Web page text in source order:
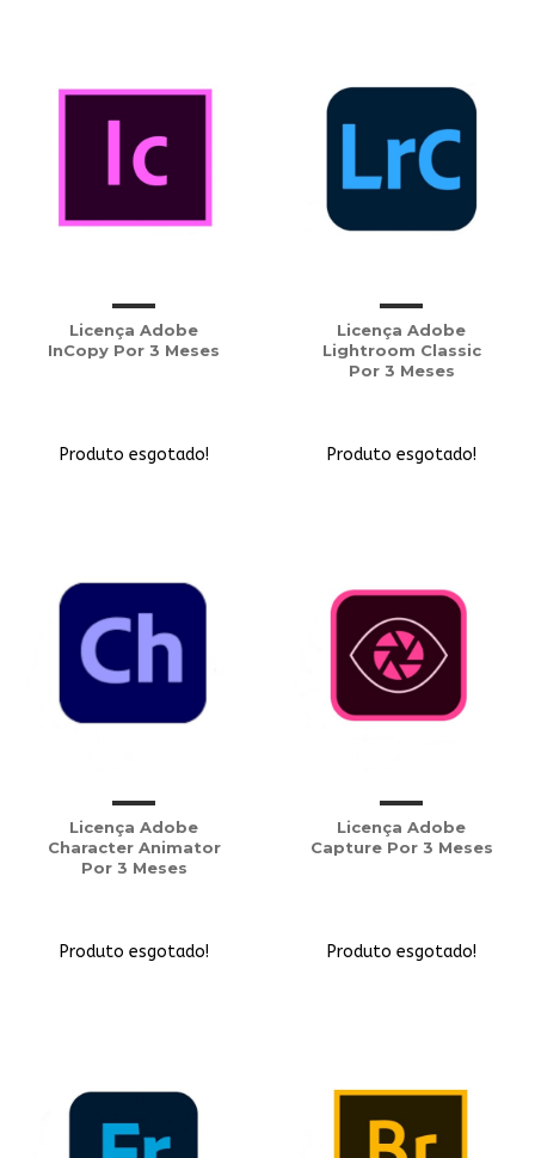
Licença Adobe
InCopy Por 3 Meses
Produto esgotado!
Licença Adobe
Lightroom Classic
Por 3 Meses
Produto esgotado!
Licença Adobe
Character Animator
Por 3 Meses
Produto esgotado!
Licença Adobe
Capture Por 3 Meses
Produto esgotado!